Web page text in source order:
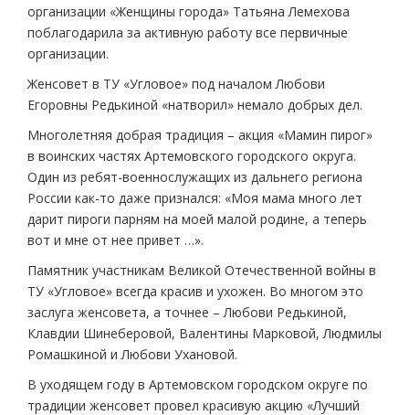
организации «Женщины города» Татьяна Лемехова
поблагодарила за активную работу все первичные
организации.
Женсовет в ТУ «Угловое» под началом Любови
Егоровны Редькиной «натворил» немало добрых дел.
Многолетняя добрая традиция – акция «Мамин пирог»
в воинских частях Артемовского городского округа.
Один из ребят-военнослужащих из дальнего региона
России как-то даже признался: «Моя мама много лет
дарит пироги парням на моей малой родине, а теперь
вот и мне от нее привет …».
Памятник участникам Великой Отечественной войны в
ТУ «Угловое» всегда красив и ухожен. Во многом это
заслуга женсовета, а точнее – Любови Редькиной,
Клавдии Шинеберовой, Валентины Марковой, Людмилы
Ромашкиной и Любови Ухановой.
В уходящем году в Артемовском городском округе по
традиции женсовет провел красивую акцию «Лучший